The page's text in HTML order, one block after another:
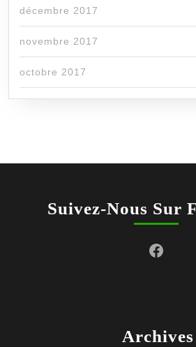
décembre 2017
novembre 2017
octobre 2017
Suivez-Nous Sur
Facebook
Archives